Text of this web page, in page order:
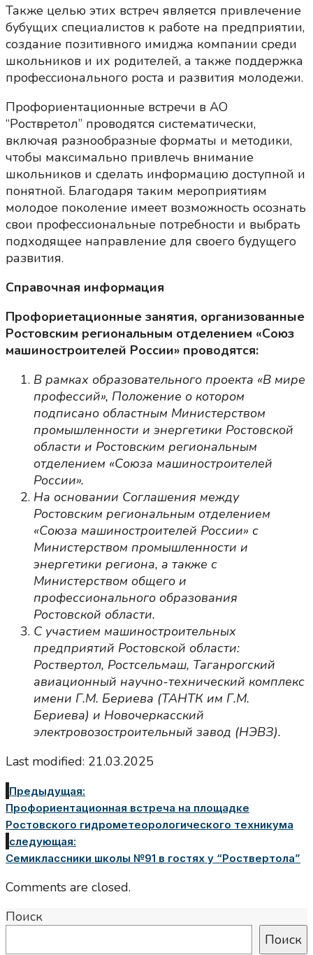
Также целью этих встреч является привлечение
бубущих специалистов к работе на предприятии,
создание позитивного имиджа компании среди
школьников и их родителей, а также поддержка
профессионального роста и развития молодежи.
Профориентационные встречи в АО
“Роствретол” проводятся систематически,
включая разнообразные форматы и методики,
чтобы максимально привлечь внимание
школьников и сделать информацию доступной и
понятной. Благодаря таким мероприятиям
молодое поколение имеет возможность осознать
свои профессиональные потребности и выбрать
подходящее направление для своего будущего
развития.
Справочная информация
Профориетационные занятия, организованные
Ростовским региональным отделением «Союз
машиностроителей России» проводятся:
В рамках образовательного проекта «В мире
профессий», Положение о котором
подписано областным Министерством
промышленности и энергетики Ростовской
области и Ростовским региональным
отделением «Союза машиностроителей
России».
На основании Соглашения между
Ростовским региональным отделением
«Союза машиностроителей России» с
Министерством промышленности и
энергетики региона, а также с
Министерством общего и
профессионального образования
Ростовской области.
С участием машиностроительных
предприятий Ростовской области:
Роствертол, Ростсельмаш, Таганрогский
авиационный научно-технический комплекс
имени Г.М. Бериева (ТАНТК им Г.М.
Бериева) и Новочеркасский
электровозостроительный завод (НЭВЗ).
Last modified: 21.03.2025
Предыдущая:
Профориентационная встреча на площадке
Ростовского гидрометеорологического техникума
следующая:
Семиклассники школы №91 в гостях у “Роствертола”
Comments are closed.
Поиск
Поиск